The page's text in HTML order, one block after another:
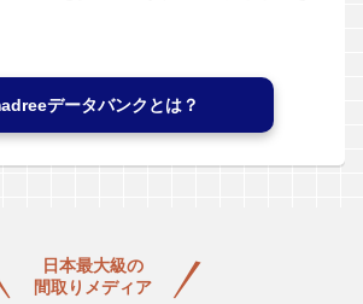
データバンクとは？
日本最大級の
間取りメディア